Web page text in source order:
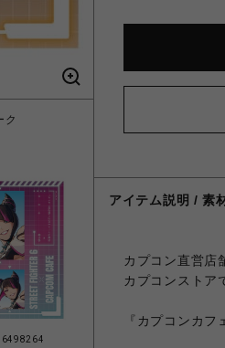
ク
カプコンカフ
アイテム説明 / 素
カプコン直営店
カプコンストア
『カプコンカ